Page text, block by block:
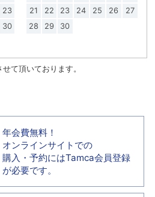
23
30
21
22 23 24 25 26
27
28
29 30
て頂いております。
年会費無料！
オンラインサイトでの
購入・予約にはTamca会員登録
が必要です。